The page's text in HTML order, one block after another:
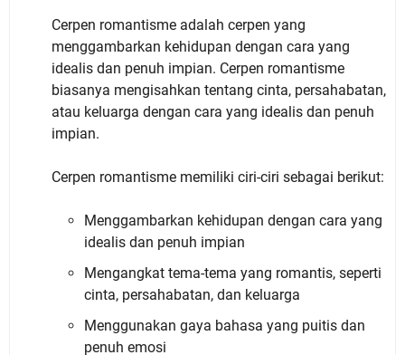
Cerpen romantisme adalah cerpen yang
menggambarkan kehidupan dengan cara yang
idealis dan penuh impian. Cerpen romantisme
biasanya mengisahkan tentang cinta, persahabatan,
atau keluarga dengan cara yang idealis dan penuh
impian.
Cerpen romantisme memiliki ciri-ciri sebagai berikut:
Menggambarkan kehidupan dengan cara yang
idealis dan penuh impian
Mengangkat tema-tema yang romantis, seperti
cinta, persahabatan, dan keluarga
Menggunakan gaya bahasa yang puitis dan
penuh emosi